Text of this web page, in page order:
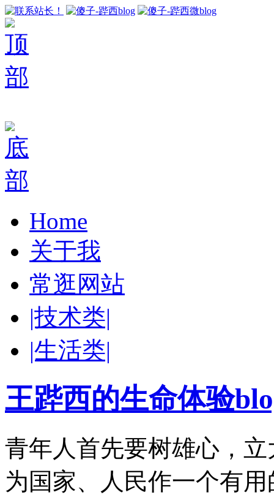
Home
关于我
常逛网站
|技术类|
|生活类|
王跸西的生命体验
青年人首先要树雄心，
为国家、人民作一个有